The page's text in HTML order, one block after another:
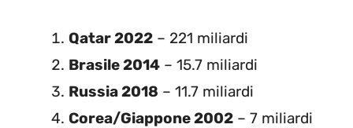
Qatar 2022 – 221 miliardi
Brasile 2014 – 15.7 miliardi
Russia 2018 – 11.7 miliardi
Corea/Giappone 2002 – 7 miliardi